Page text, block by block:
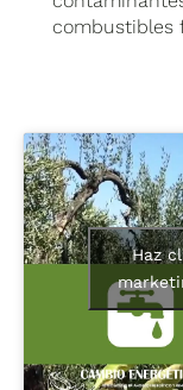
combustibles
Haz